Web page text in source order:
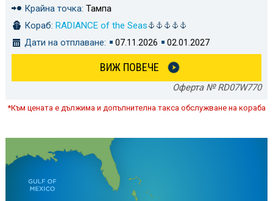
Крайна точка: Тампа
Кораб: RADIANCE of the Seas
Дати на отплаване:
07.11.2026 02.01.2027
ВИЖ ПОВЕЧЕ
Оферта № RD07W770
*Към цената е дължима и допълнителна такса обслужване на кораба